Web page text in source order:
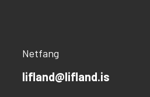
Netfang
lifland@lifland.is